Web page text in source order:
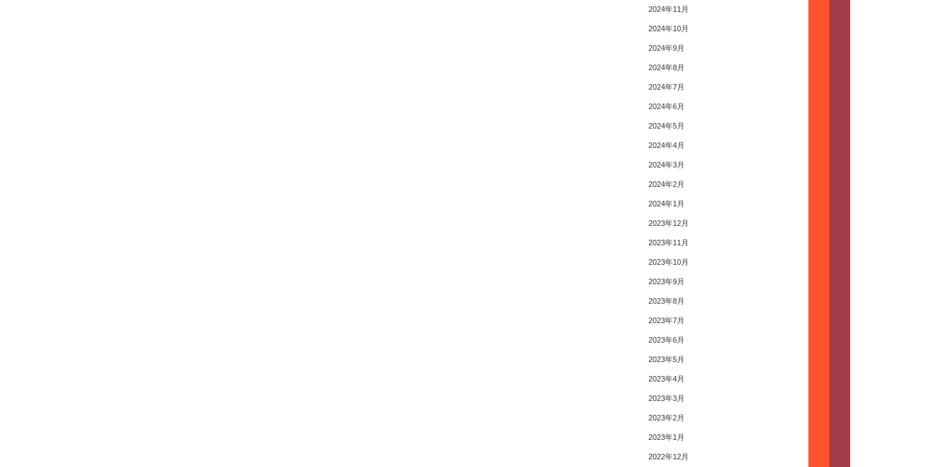
2024年11月
2024年10月
2024年9月
2024年8月
2024年7月
2024年6月
2024年5月
2024年4月
2024年3月
2024年2月
2024年1月
2023年12月
2023年11月
2023年10月
2023年9月
2023年8月
2023年7月
2023年6月
2023年5月
2023年4月
2023年3月
2023年2月
2023年1月
2022年12月